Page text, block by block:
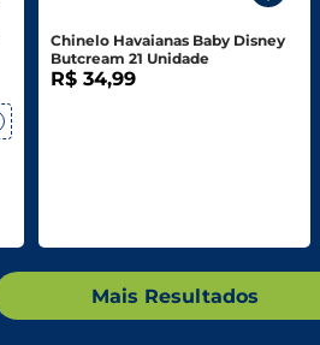
Chinelo Havaianas Baby Disney
Butcream 21 Unidade
R$ 34,99
Mais Resultados